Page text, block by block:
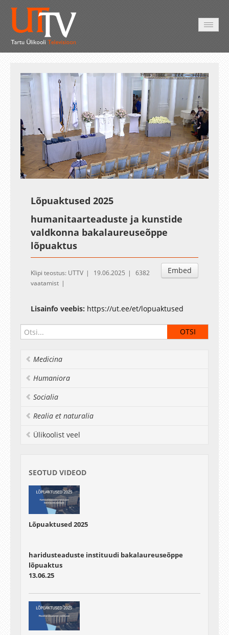
UnmuteLoaded:
0.43%
Esituskiirused
Auto
Lõpuaktused 2025
humanitaarteaduste ja kunstide
valdkonna bakalaureuseõppe
lõpuaktus
Embed
Klipi teostus: UTTV 19.06.2025
6382
vaatamist
Lisainfo veebis: https://ut.ee/et/lopuaktused
Medicina
Humaniora
Socialia
Realia et naturalia
Ülikoolist veel
SEOTUD VIDEOD
Lõpuaktused 2025
haridusteaduste instituudi bakalaureuseõppe
lõpuaktus
13.06.25